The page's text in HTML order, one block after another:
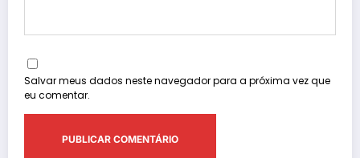
Salvar meus dados neste navegador para a próxima vez que
eu comentar.